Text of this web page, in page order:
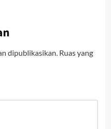
dipublikasikan. Ruas yang